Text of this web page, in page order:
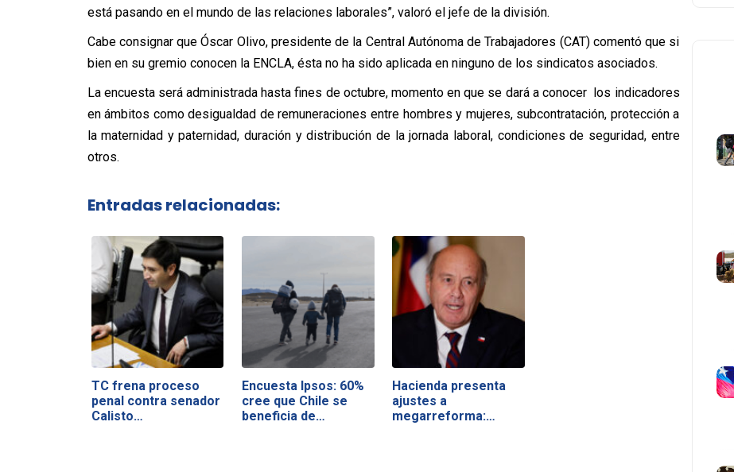
está pasando en el mundo de las relaciones laborales”, valoró el jefe de la división.
Cabe consignar que Óscar Olivo, presidente de la Central Autónoma de Trabajadores (CAT) comentó que si
bien en su gremio conocen la ENCLA, ésta no ha sido aplicada en ninguno de los sindicatos asociados.
La encuesta será administrada hasta fines de octubre, momento en que se dará a conocer los indicadores
en ámbitos como desigualdad de remuneraciones entre hombres y mujeres, subcontratación, protección a
la maternidad y paternidad, duración y distribución de la jornada laboral, condiciones de seguridad, entre
otros.
Entradas relacionadas:
TC frena proceso
penal contra senador
Calisto…
Encuesta Ipsos: 60%
cree que Chile se
beneficia de…
Hacienda presenta
ajustes a
megarreforma: